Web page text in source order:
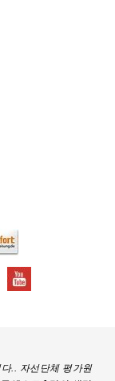
.. 자선단체 평가원